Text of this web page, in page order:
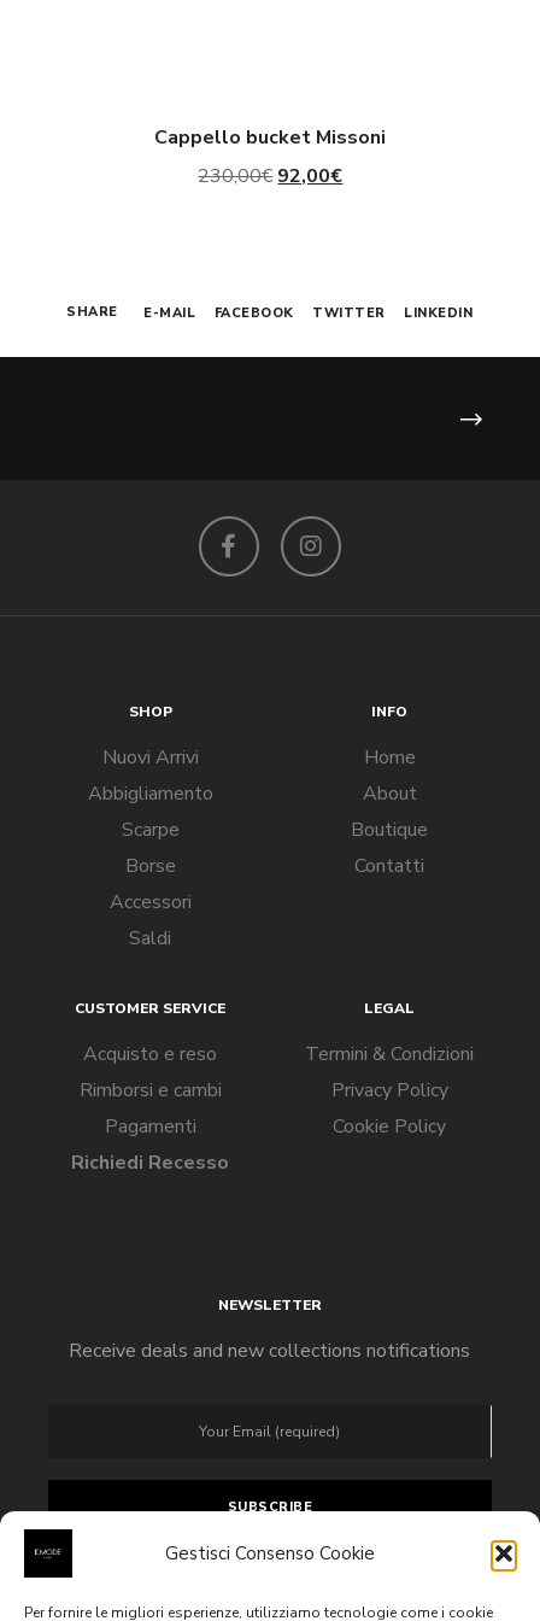
Gestisci Consenso Cookie
Per fornire le migliori esperienze, utilizziamo tecnologie come i cookie
Cappello bucket Missoni
230,00€ Il
230,00€.
92,00€Il
92,00€.
SHARE E-MAIL FACEBOOK TWITTER LINKEDIN
SHOP
Nuovi Arrivi
Abbigliamento
Scarpe
Borse
Accessori
Saldi
INFO
Home
About
Boutique
Contatti
CUSTOMER SERVICE
Acquisto e reso
Rimborsi e cambi
Pagamenti
Richiedi Recesso
LEGAL
Termini & Condizioni
Privacy Policy
Cookie Policy
NEWSLETTER
Receive deals and new collections notifications
Acceptprivacy policy